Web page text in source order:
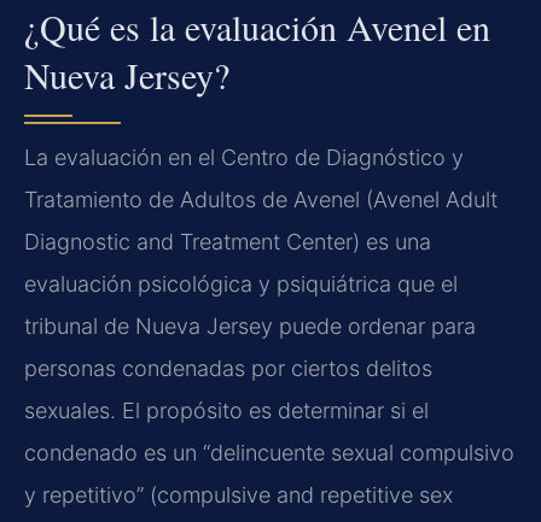
¿Qué es la evaluación Avenel en
Nueva Jersey?
La evaluación en el Centro de Diagnóstico y
Tratamiento de Adultos de Avenel (Avenel Adult
Diagnostic and Treatment Center) es una
evaluación psicológica y psiquiátrica que el
tribunal de Nueva Jersey puede ordenar para
personas condenadas por ciertos delitos
sexuales. El propósito es determinar si el
condenado es un “delincuente sexual compulsivo
y repetitivo” (compulsive and repetitive sex